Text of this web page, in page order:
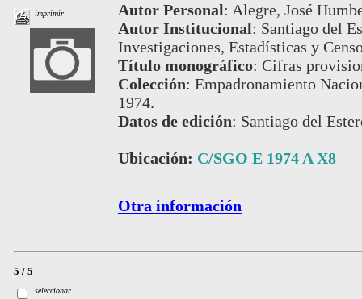
imprimir Autor Personal: Alegre, José
Autor Institucional: Santiago del
Investigaciones, Estadísticas y
Título monográfico: Cifras
Colección: Empadronamiento
1974.
Datos de edición: Santiago del
Ubicación: C/SGO E 1974 A X8
Otra información
5 / 5
seleccionar